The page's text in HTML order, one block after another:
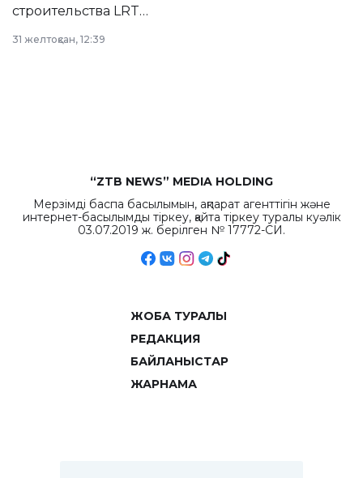
строительства LRT
республиканского
31 желтоқсан, 12:39
“ZTB NEWS” MEDIA HOLDING
Мерзімді баспа басылымын, ақпарат агенттігін және
интернет-басылымды тіркеу, қайта тіркеу туралы куәлік
03.07.2019 ж. берілген № 17772-СИ.
ЖОБА ТУРАЛЫ
РЕДАКЦИЯ
БАЙЛАНЫСТАР
ЖАРНАМА